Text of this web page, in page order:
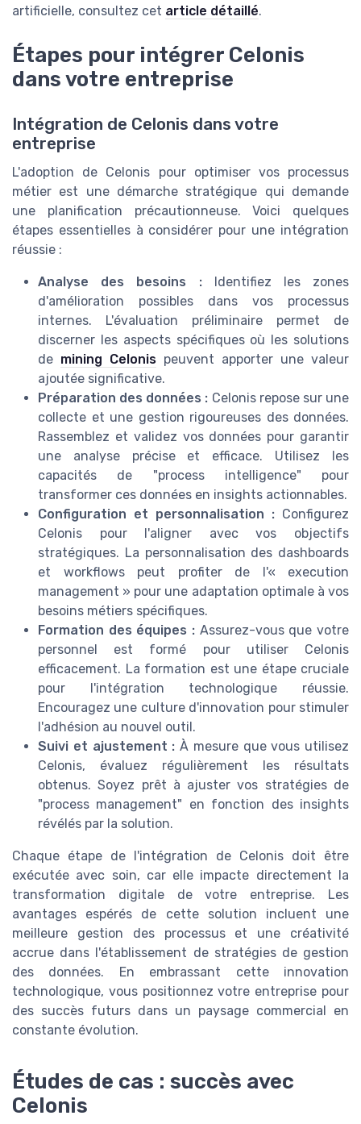
artificielle, consultez cet article détaillé.
Étapes pour intégrer Celonis
dans votre entreprise
Intégration de Celonis dans votre
entreprise
L'adoption de Celonis pour optimiser vos processus
métier est une démarche stratégique qui demande
une planification précautionneuse. Voici quelques
étapes essentielles à considérer pour une intégration
réussie :
Analyse des besoins :Identifiez les zones
d'amélioration possibles dans vos processus
internes. L'évaluation préliminaire permet de
discerner les aspects spécifiques où les solutions
de mining Celonis peuvent apporter une valeur
ajoutée significative.
Préparation des données : Celonis repose sur une
collecte et une gestion rigoureuses des données.
Rassemblez et validez vos données pour garantir
une analyse précise et efficace. Utilisez les
capacités de "process intelligence" pour
transformer ces données en insights actionnables.
Configuration et personnalisation : Configurez
Celonis pour l'aligner avec vos objectifs
stratégiques. La personnalisation des dashboards
et workflows peut profiter de l'« execution
management » pour une adaptation optimale à vos
besoins métiers spécifiques.
Formation des équipes : Assurez-vous que votre
personnel est formé pour utiliser Celonis
efficacement. La formation est une étape cruciale
pour l'intégration technologique réussie.
Encouragez une culture d'innovation pour stimuler
l'adhésion au nouvel outil.
Suivi et ajustement : À mesure que vous utilisez
Celonis, évaluez régulièrement les résultats
obtenus. Soyez prêt à ajuster vos stratégies de
"process management" en fonction des insights
révélés par la solution.
Chaque étape de l'intégration de Celonis doit être
exécutée avec soin, car elle impacte directement la
transformation digitale de votre entreprise. Les
avantages espérés de cette solution incluent une
meilleure gestion des processus et une créativité
accrue dans l'établissement de stratégies de gestion
des données. En embrassant cette innovation
technologique, vous positionnez votre entreprise pour
des succès futurs dans un paysage commercial en
constante évolution.
Études de cas : succès avec
Celonis